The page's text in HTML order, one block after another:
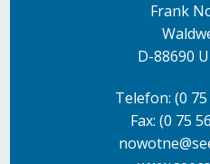
Frank
D-88690
Telefon: (0 75
Fax: (0 75